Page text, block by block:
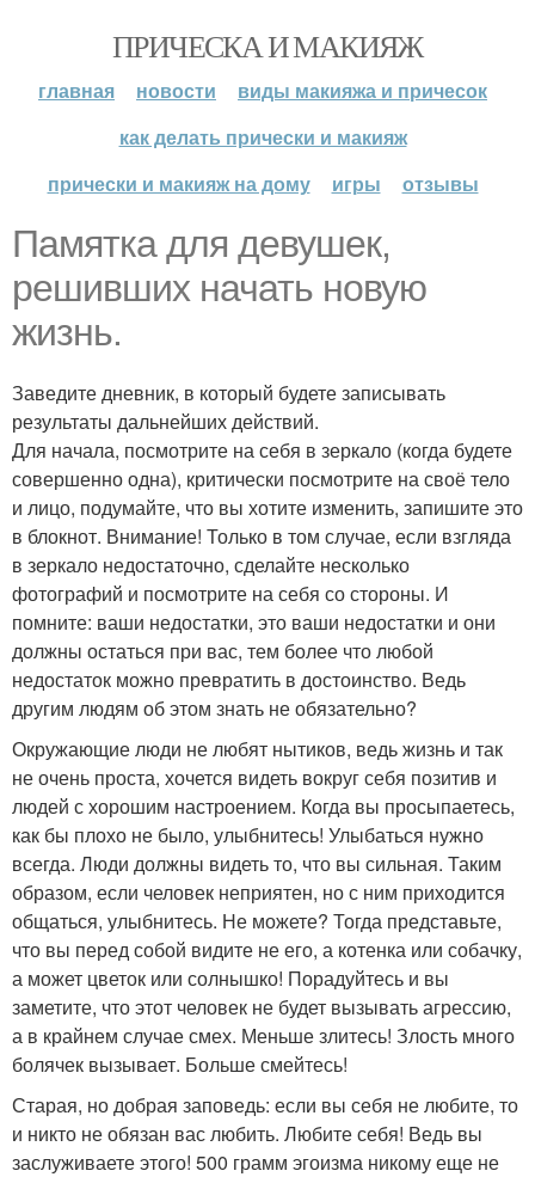
ПРИЧЕСКА И МАКИЯЖ
главная новости
виды макияжа и причесок
как делать прически и макияж
прически и макияж на дому
игры отзывы
Памятка для девушек,
решивших начать новую
жизнь.
Заведите дневник, в который будете записывать
результаты дальнейших действий.
Для начала, посмотрите на себя в зеркало (когда будете
совершенно одна), критически посмотрите на своё тело
и лицо, подумайте, что вы хотите изменить, запишите это
в блокнот. Внимание! Только в том случае, если взгляда
в зеркало недостаточно, сделайте несколько
фотографий и посмотрите на себя со стороны. И
помните: ваши недостатки, это ваши недостатки и они
должны остаться при вас, тем более что любой
недостаток можно превратить в достоинство. Ведь
другим людям об этом знать не обязательно?
Окружающие люди не любят нытиков, ведь жизнь и так
не очень проста, хочется видеть вокруг себя позитив и
людей с хорошим настроением. Когда вы просыпаетесь,
как бы плохо не было, улыбнитесь! Улыбаться нужно
всегда. Люди должны видеть то, что вы сильная. Таким
образом, если человек неприятен, но с ним приходится
общаться, улыбнитесь. Не можете? Тогда представьте,
что вы перед собой видите не его, а котенка или собачку,
а может цветок или солнышко! Порадуйтесь и вы
заметите, что этот человек не будет вызывать агрессию,
а в крайнем случае смех. Меньше злитесь! Злость много
болячек вызывает. Больше смейтесь!
Старая, но добрая заповедь: если вы себя не любите, то
и никто не обязан вас любить. Любите себя! Ведь вы
заслуживаете этого! 500 грамм эгоизма никому еще не